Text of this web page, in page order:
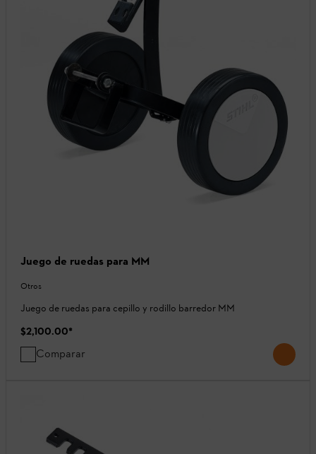
Juego de ruedas para MM
Otros
Juego de ruedas para cepillo y rodillo barredor MM
$2,100.00*
Comparar